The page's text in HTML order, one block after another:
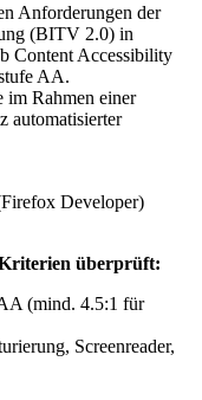
Anforderungen der
(BITV 2.0) in
Content Accessibility
AA.
im Rahmen einer
automatisierter
Developer)
überprüft:
(mind. 4.5:1 für
Screenreader,